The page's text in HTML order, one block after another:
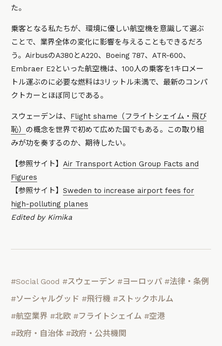
た。
乗客となる私たちが、環境に優しい航空機を意識して選ぶ
ことで、業界全体の変化に影響を与えることもできるだろ
う。AirbusのA380とA220、Boeing 787、ATR-600、
Embraer E2といった航空機は、100人の乗客を1キロメー
トル運ぶのに必要な燃料は3リットル未満で、最新のコンパ
クトカーとほぼ同じである。
スウェーデンは、 Flight shame（フライトシェイム・飛び
恥） の概念を世界で初めて広めた国でもある。この取り組
みが功を奏するのか、期待したい。
【参照サイト】Air Transport Action Group Facts and
Figures
【参照サイト】Sweden to increase airport fees for
high-polluting planes
Edited by Kimika
#Social Good #スウェーデン #ヨーロッパ #法律・条例
#ソーシャルグッド #飛行機 #ストックホルム
#航空業界 #北欧 #フライトシェイム #空港
#政府・自治体 #政府・公共機関